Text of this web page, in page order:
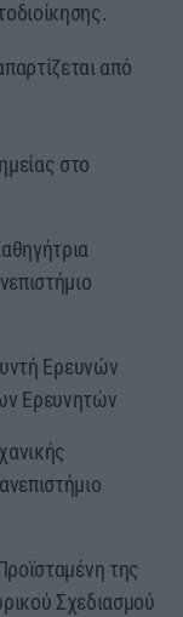
από
στο
Ερευνών
Ερευνητών
της
Σχεδιασμού